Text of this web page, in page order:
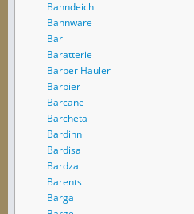
Banndeich
Bannware
Bar
Baratterie
Barber Hauler
Barbier
Barcane
Barcheta
Bardinn
Bardisa
Bardza
Barents
Barga